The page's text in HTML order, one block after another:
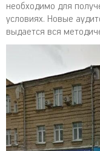
необходимо для
условиях. Новые
выдается вся